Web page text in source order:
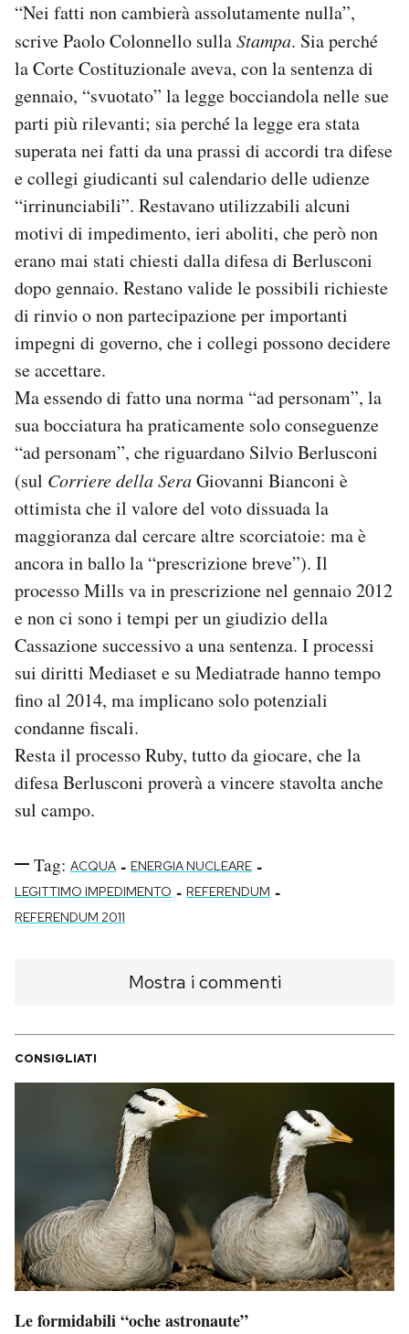
“Nei fatti non cambierà assolutamente nulla”,
scrive Paolo Colonnello sullaStampa. Sia perché
la Corte Costituzionale aveva, con la sentenza di
gennaio, “svuotato” la legge bocciandola nelle sue
parti più rilevanti; sia perché la legge era stata
superata nei fatti da una prassi di accordi tra difese
e collegi giudicanti sul calendario delle udienze
“irrinunciabili”. Restavano utilizzabili alcuni
motivi di impedimento, ieri aboliti, che però non
erano mai stati chiesti dalla difesa di Berlusconi
dopo gennaio. Restano valide le possibili richieste
di rinvio o non partecipazione per importanti
impegni di governo, che i collegi possono decidere
se accettare.
Ma essendo di fatto una norma “ad personam”, la
sua bocciatura ha praticamente solo conseguenze
“ad personam”, che riguardano Silvio Berlusconi
(sul Corriere della SeraGiovanni Bianconi è
ottimista che il valore del voto dissuada la
maggioranza dal cercare altre scorciatoie: ma è
ancora in ballo la “prescrizione breve”). Il
processo Mills va in prescrizione nel gennaio 2012
e non ci sono i tempi per un giudizio della
Cassazione successivo a una sentenza. I processi
sui diritti Mediaset e su Mediatrade hanno tempo
fino al 2014, ma implicano solo potenziali
condanne fiscali.
Resta il processo Ruby, tutto da giocare, che la
difesa Berlusconi proverà a vincere stavolta anche
sul campo.
Tag: ACQUA - ENERGIA NUCLEARE -
LEGITTIMO IMPEDIMENTO - REFERENDUM -
REFERENDUM 2011
Mostra i commenti
CONSIGLIATI
Le formidabili “oche astronaute”